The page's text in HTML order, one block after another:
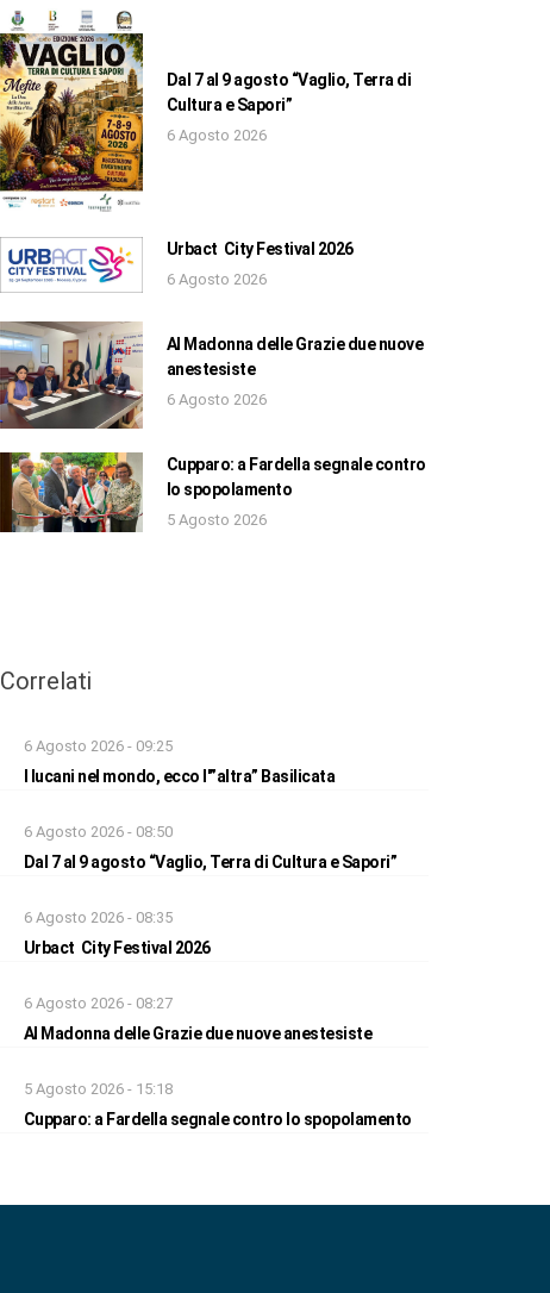
Dal 7 al 9 agosto “Vaglio, Terra di
Cultura e Sapori”
6 Agosto 2026
Urbact City Festival 2026
6 Agosto 2026
Al Madonna delle Grazie due nuove
anestesiste
6 Agosto 2026
Cupparo: a Fardella segnale contro
lo spopolamento
5 Agosto 2026
Correlati
6 Agosto 2026 - 09:25
I lucani nel mondo, ecco l'”altra” Basilicata
6 Agosto 2026 - 08:50
Dal 7 al 9 agosto “Vaglio, Terra di Cultura e Sapori”
6 Agosto 2026 - 08:35
Urbact City Festival 2026
6 Agosto 2026 - 08:27
Al Madonna delle Grazie due nuove anestesiste
5 Agosto 2026 - 15:18
Cupparo: a Fardella segnale contro lo spopolamento